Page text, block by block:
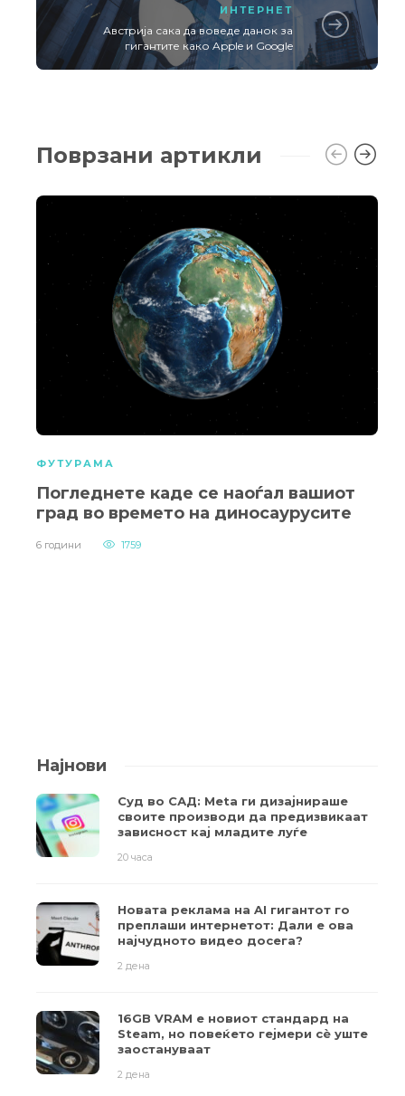
ИНТЕРНЕТ
Австрија сака да воведе данок за
гигантите како Apple и Google
Поврзани артикли
ФУТУРАМА
Погледнете каде се наоѓал вашиот
град во времето на диносаурусите
6 години 1759
Најнови
Суд во САД: Meta ги дизајнираше
своите производи да предизвикаат
зависност кај младите луѓе
20 часа
Новата реклама на AI гигантот го
преплаши интернетот: Дали е ова
најчудното видео досега?
2 дена
16GB VRAM е новиот стандард на
Steam, но повеќето гејмери ​​сè уште
заостануваат
2 дена